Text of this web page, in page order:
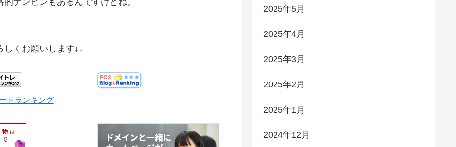
くお願いします↓↓
ドランキング
2025年5月
2025年4月
2025年3月
2025年2月
2025年1月
2024年12月